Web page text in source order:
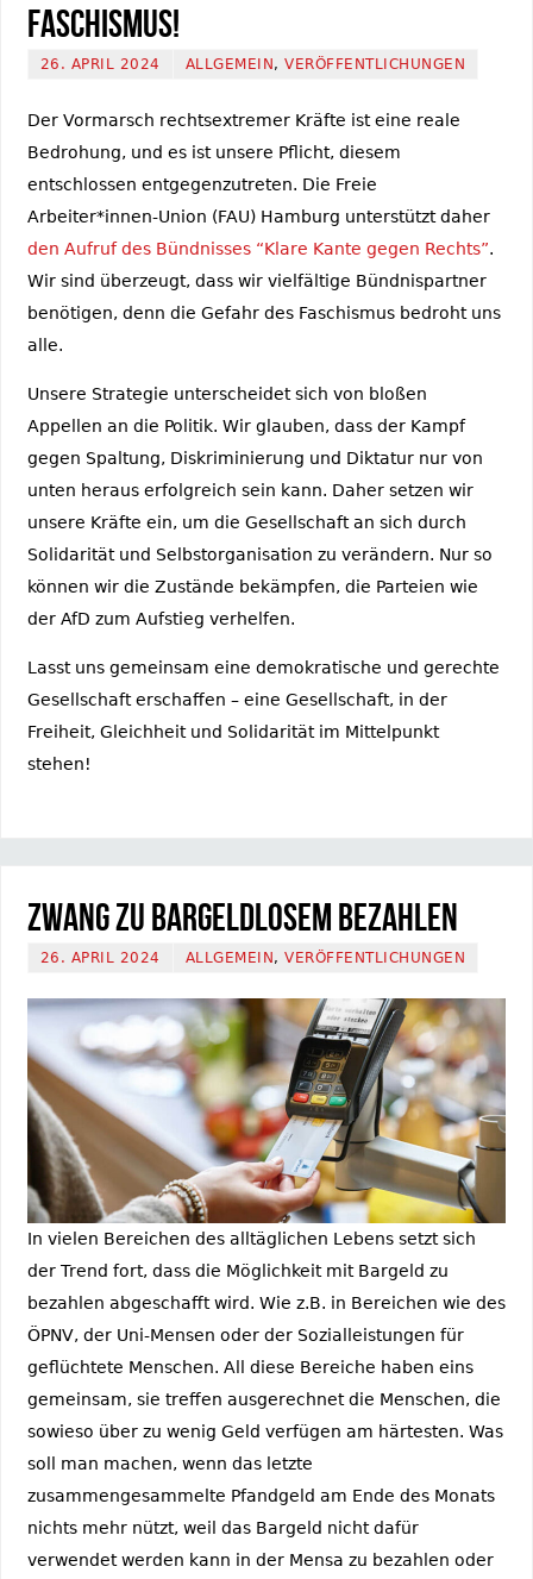
Faschismus!
26. APRIL 2024 ALLGEMEIN,VERÖFFENTLICHUNGEN
Der Vormarsch rechtsextremer Kräfte ist eine reale
Bedrohung, und es ist unsere Pflicht, diesem
entschlossen entgegenzutreten. Die Freie
Arbeiter*innen-Union (FAU) Hamburg unterstützt daher
den Aufruf des Bündnisses “Klare Kante gegen Rechts”.
Wir sind überzeugt, dass wir vielfältige Bündnispartner
benötigen, denn die Gefahr des Faschismus bedroht uns
alle.
Unsere Strategie unterscheidet sich von bloßen
Appellen an die Politik. Wir glauben, dass der Kampf
gegen Spaltung, Diskriminierung und Diktatur nur von
unten heraus erfolgreich sein kann. Daher setzen wir
unsere Kräfte ein, um die Gesellschaft an sich durch
Solidarität und Selbstorganisation zu verändern. Nur so
können wir die Zustände bekämpfen, die Parteien wie
der AfD zum Aufstieg verhelfen.
Lasst uns gemeinsam eine demokratische und gerechte
Gesellschaft erschaffen – eine Gesellschaft, in der
Freiheit, Gleichheit und Solidarität im Mittelpunkt
stehen!
Zwang zu bargeldlosem Bezahlen
26. APRIL 2024 ALLGEMEIN,VERÖFFENTLICHUNGEN
In vielen Bereichen des alltäglichen Lebens setzt sich
der Trend fort, dass die Möglichkeit mit Bargeld zu
bezahlen abgeschafft wird. Wie z.B. in Bereichen wie des
ÖPNV, der Uni-Mensen oder der Sozialleistungen für
geflüchtete Menschen. All diese Bereiche haben eins
gemeinsam, sie treffen ausgerechnet die Menschen, die
sowieso über zu wenig Geld verfügen am härtesten. Was
soll man machen, wenn das letzte
zusammengesammelte Pfandgeld am Ende des Monats
nichts mehr nützt, weil das Bargeld nicht dafür
verwendet werden kann in der Mensa zu bezahlen oder